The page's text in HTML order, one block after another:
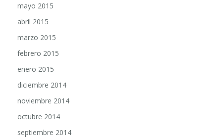
mayo 2015
abril 2015
marzo 2015
febrero 2015
enero 2015
diciembre 2014
noviembre 2014
octubre 2014
septiembre 2014